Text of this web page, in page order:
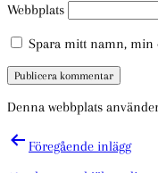
Webbplats
Spara mitt namn, min
Denna webbplats
Inläggsnavigering
Föregående inlägg